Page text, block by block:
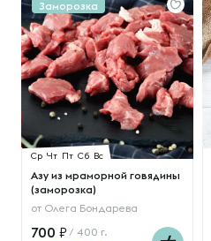
Заморозка
Ср Чт Пт Сб Вс
Азу из мраморной говядины
(заморозка)
от Олега Бондарева
700 / 400 г.